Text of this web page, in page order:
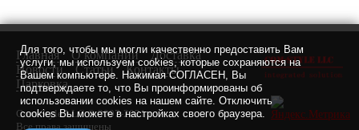
Для того, чтобы мы могли качественно предоставить Вам
услуги, мы используем cookies, которые сохраняются на
Вашем компьютере. Нажимая СОГЛАСЕН, Вы
подтверждаете то, что Вы проинформированы об
использовании cookies на нашем сайте. Отключить
cookies Вы можете в настройках своего браузера.
Главная О компании
Доставка
Новости
Статьи
Контакты
Парковка
Com-Style LLC © 2007-2021 г.
Все права защищены